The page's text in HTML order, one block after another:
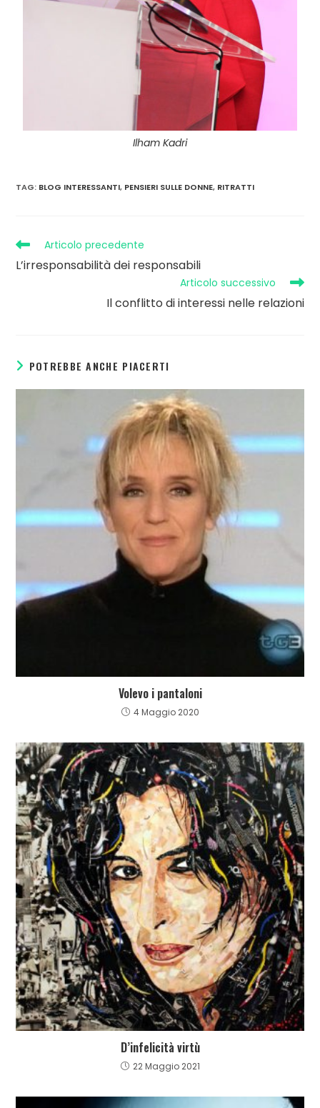
Ilham Kadri
TAG: BLOG INTERESSANTI, PENSIERI SULLE DONNE, RITRATTI
Articolo precedente
L’irresponsabilità dei responsabili
Articolo successivo
Il conflitto di interessi nelle relazioni
POTREBBE ANCHE PIACERTI
Volevo i pantaloni
4 Maggio 2020
D’infelicità virtù
22 Maggio 2021